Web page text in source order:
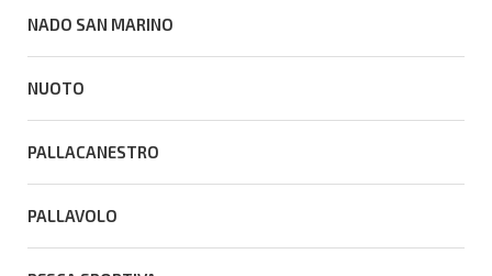
NADO SAN MARINO
NUOTO
PALLACANESTRO
PALLAVOLO